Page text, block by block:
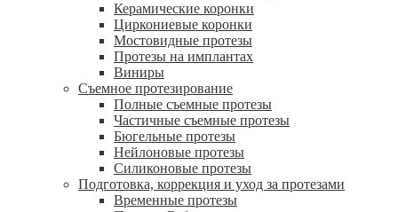
Керамические коронки
Циркониевые коронки
Мостовидные протезы
Протезы на имплантах
Виниры
Съемное протезирование
Полные съемные протезы
Частичные съемные протезы
Бюгельные протезы
Нейлоновые протезы
Силиконовые протезы
Подготовка, коррекция и уход за протезами
Временные протезы